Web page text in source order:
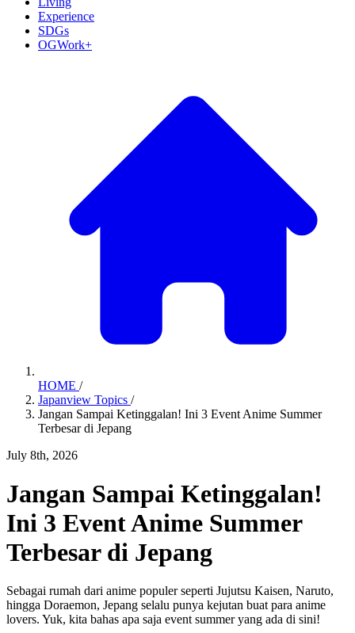
Experience
SDGs
OGWork+
HOME /
Japanview Topics /
Jangan Sampai Ketinggalan! Ini 3 Event Anime Summer
Terbesar di Jepang
July 8th, 2026
Jangan Sampai Ketinggalan!
Ini 3 Event Anime Summer
Terbesar di Jepang
Sebagai rumah dari anime populer seperti Jujutsu Kaisen, Naruto,
hingga Doraemon, Jepang selalu punya kejutan buat para anime
lovers. Yuk, kita bahas apa saja event summer yang ada di sini!